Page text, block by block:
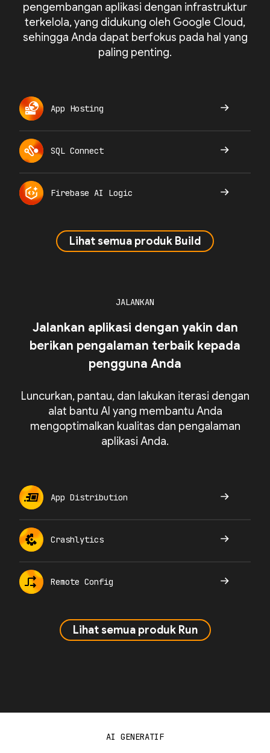
pengembangan aplikasi dengan infrastruktur
terkelola, yang didukung oleh Google Cloud,
sehingga Anda dapat berfokus pada hal yang
paling penting.
App Hosting
SQL Connect
Firebase AI Logic
Lihat semua produk Build
JALANKAN
Jalankan aplikasi dengan yakin dan
berikan pengalaman terbaik kepada
pengguna Anda
Luncurkan, pantau, dan lakukan iterasi dengan
alat bantu AI yang membantu Anda
mengoptimalkan kualitas dan pengalaman
aplikasi Anda.
App Distribution
Crashlytics
Remote Config
Lihat semua produk Run
AI GENERATIF